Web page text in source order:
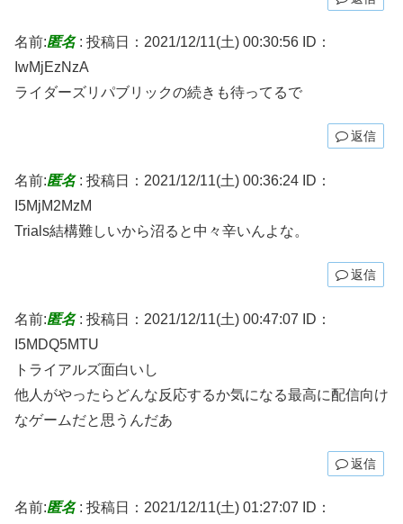
名前:匿名: 投稿日：2021/12/11(土) 00:30:56 ID：
IwMjEzNzA
ライダーズリパブリックの続きも待ってるで
返信
名前:匿名: 投稿日：2021/12/11(土) 00:36:24 ID：
I5MjM2MzM
Trials結構難しいから沼ると中々辛いんよな。
返信
名前:匿名: 投稿日：2021/12/11(土) 00:47:07
ID：
I5MDQ5MTU
トライアルズ面白いし
他人がやったらどんな反応するか気になる最高に配信向け
なゲームだと思うんだあ
返信
名前:匿名: 投稿日：2021/12/11(土) 01:27:07
ID：